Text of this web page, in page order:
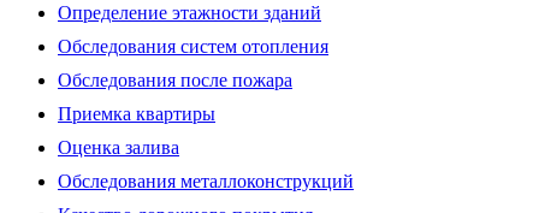
Определение этажности зданий
Обследования систем отопления
Обследования после пожара
Приемка квартиры
Оценка залива
Обследования металлоконструкций